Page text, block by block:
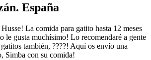
España
La comida para gatito hasta 12 meses
le gusta muchísimo! Lo recomendaré a gente
también, ????! Aquí os envío una
Simba con su comida!